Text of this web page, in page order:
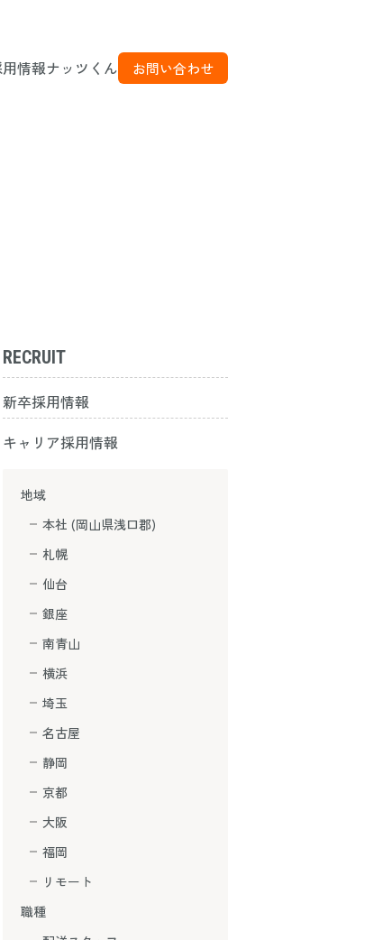
情報ナッツくん お問い合わせ
RECRUIT
新卒採用情報
キャリア採用情報
地域
本社 (岡山県浅口郡)
札幌
仙台
銀座
南青山
横浜
埼玉
名古屋
静岡
京都
大阪
福岡
リモート
職種